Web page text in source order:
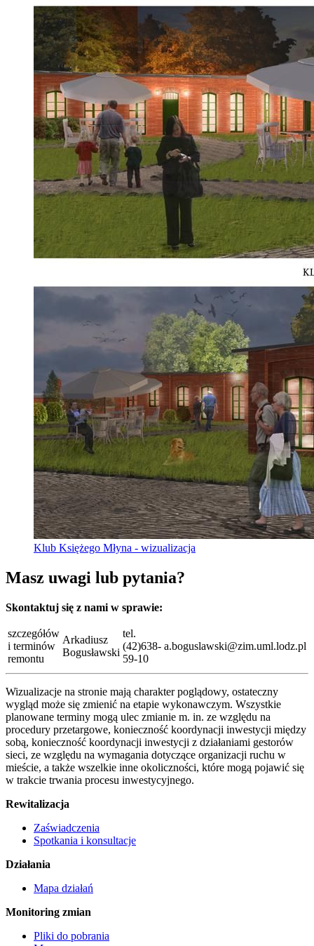
Klub Księżego Młyna - wizualizacja
Masz uwagi lub pytania?
Skontaktuj się z nami w sprawie:
szczegółów
i terminów
remontu
Arkadiusz
Bogusławski
tel.
(42)638-
59-10
a.boguslawski@zim.uml.lodz.pl
Wizualizacje na stronie mają charakter poglądowy, ostateczny
wygląd może się zmienić na etapie wykonawczym. Wszystkie
planowane terminy mogą ulec zmianie m. in. ze względu na
procedury przetargowe, konieczność koordynacji inwestycji między
sobą, konieczność koordynacji inwestycji z działaniami gestorów
sieci, ze względu na wymagania dotyczące organizacji ruchu w
mieście, a także wszelkie inne okoliczności, które mogą pojawić się
w trakcie trwania procesu inwestycyjnego.
Rewitalizacja
Zaświadczenia
Spotkania i konsultacje
Działania
Mapa działań
Monitoring zmian
Pliki do pobrania